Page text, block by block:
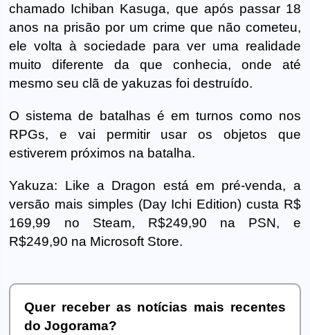
chamado Ichiban Kasuga, que após passar 18
anos na prisão por um crime que não cometeu,
ele volta à sociedade para ver uma realidade
muito diferente da que conhecia, onde até
mesmo seu clã de yakuzas foi destruído.
O sistema de batalhas é em turnos como nos
RPGs, e vai permitir usar os objetos que
estiverem próximos na batalha.
Yakuza: Like a Dragon está em pré-venda, a
versão mais simples (Day Ichi Edition) custa R$
169,99 no Steam, R$249,90 na PSN, e
R$249,90 na Microsoft Store.
Quer receber as notícias mais recentes
do Jogorama?